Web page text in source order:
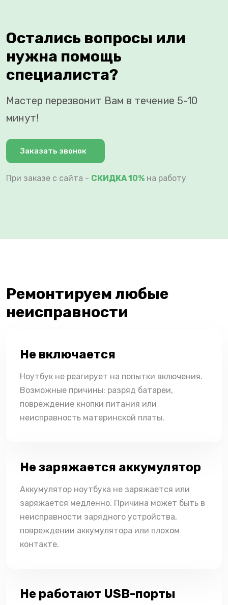
Остались вопросы или
нужна помощь
специалиста?
Мастер перезвонит Вам в течение 5-10
минут!
Заказать звонок
При заказе с сайта - СКИДКА 10% на работу
Ремонтируем любые
неисправности
Не включается
Ноутбук не реагирует на попытки включения.
Возможные причины: разряд батареи,
повреждение кнопки питания или
неисправность материнской платы.
Не заряжается аккумулятор
Аккумулятор ноутбука не заряжается или
заряжается медленно. Причина может быть в
неисправности зарядного устройства,
повреждении аккумулятора или плохом
контакте.
Не работают USB-порты